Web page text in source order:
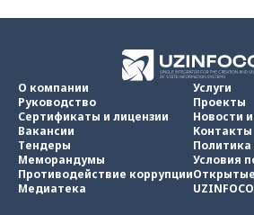
О компании
Руководство
Сертификаты и лицензии
Вакансии
Тендеры
Меморандумы
Противодействие коррупции
Медиатека
Услуги
Проекты
Новости
Контакты
Условия